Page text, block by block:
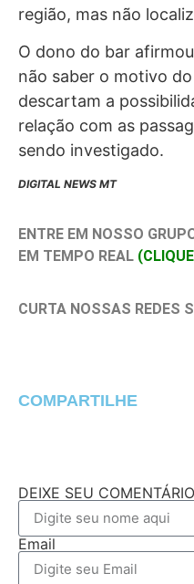
região, mas não
O dono do bar
não saber o motivo
descartam a
relação com as
sendo investigado.
DIGITAL NEWS MT
ENTRE EM NOSSO
EM TEMPO REAL
CURTA NOSSAS REDES
COMPARTILHE
DEIXE SEU
Email